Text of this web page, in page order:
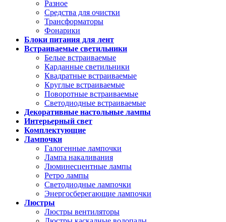
Разное
Средства для очистки
Трансформаторы
Фонарики
Блоки питания для лент
Встраиваемые светильники
Белые встраиваемые
Карданные светильники
Квадратные встраиваемые
Круглые встраиваемые
Поворотные встраиваемые
Светодиодные встраиваемые
Декоративные настольные лампы
Интерьерный свет
Комплектующие
Лампочки
Галогенные лампочки
Лампа накаливания
Люминесцентные лампы
Ретро лампы
Светодиодные лампочки
Энергосберегающие лампочки
Люстры
Люстры вентиляторы